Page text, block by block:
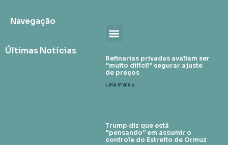
Navegação
Últimas Notícias
Refinarias privadas avaliam ser
“muito difícil” segurar ajuste
de preços
Leia mais »
Trump diz que está
“pensando” em assumir o
controle do Estreito de Ormuz